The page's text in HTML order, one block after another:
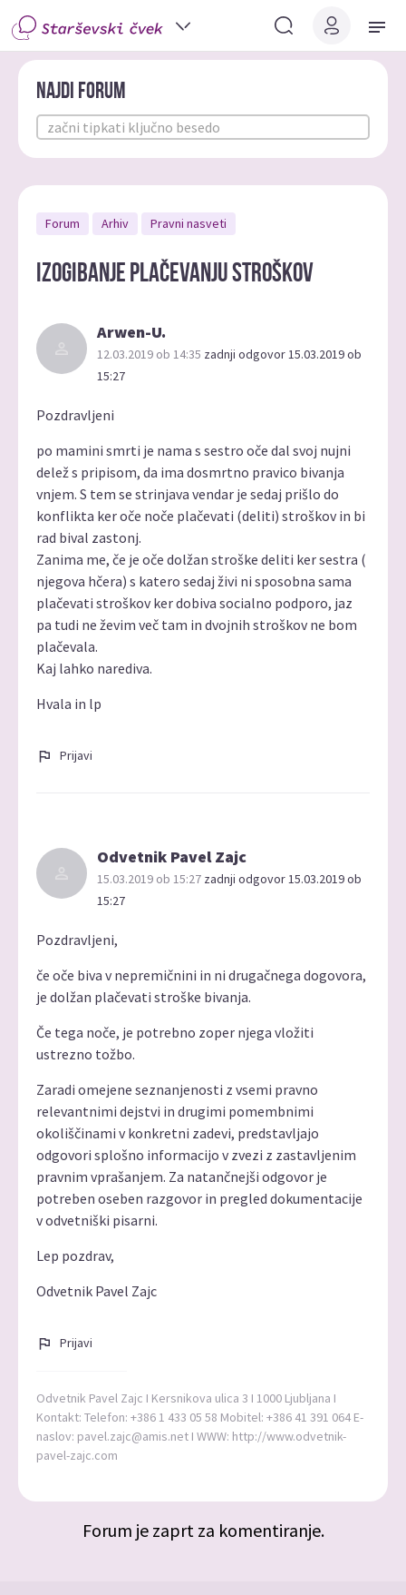
Najdi forum
Forum Arhiv Pravni nasveti
izogibanje plačevanju stroškov
Arwen-U.
12.03.2019 ob 14:35 zadnji odgovor 15.03.2019 ob
15:27
Pozdravljeni
po mamini smrti je nama s sestro oče dal svoj nujni
delež s pripisom, da ima dosmrtno pravico bivanja
vnjem. S tem se strinjava vendar je sedaj prišlo do
konflikta ker oče noče plačevati (deliti) stroškov in bi
rad bival zastonj.
Zanima me, če je oče dolžan stroške deliti ker sestra (
njegova hčera) s katero sedaj živi ni sposobna sama
plačevati stroškov ker dobiva socialno podporo, jaz
pa tudi ne ževim več tam in dvojnih stroškov ne bom
plačevala.
Kaj lahko narediva.
Hvala in lp
Prijavi
Odvetnik Pavel Zajc
15.03.2019 ob 15:27 zadnji odgovor 15.03.2019 ob
15:27
Pozdravljeni,
če oče biva v nepremičnini in ni drugačnega dogovora,
je dolžan plačevati stroške bivanja.
Če tega noče, je potrebno zoper njega vložiti
ustrezno tožbo.
Zaradi omejene seznanjenosti z vsemi pravno
relevantnimi dejstvi in drugimi pomembnimi
okoliščinami v konkretni zadevi, predstavljajo
odgovori splošno informacijo v zvezi z zastavljenim
pravnim vprašanjem. Za natančnejši odgovor je
potreben oseben razgovor in pregled dokumentacije
v odvetniški pisarni.
Lep pozdrav,
Odvetnik Pavel Zajc
Prijavi
Odvetnik Pavel Zajc I Kersnikova ulica 3 I 1000 Ljubljana I
Kontakt: Telefon: +386 1 433 05 58 Mobitel: +386 41 391 064 E-
naslov: pavel.zajc@amis.net I WWW: http://www.odvetnik-
pavel-zajc.com
Forum je zaprt za komentiranje.